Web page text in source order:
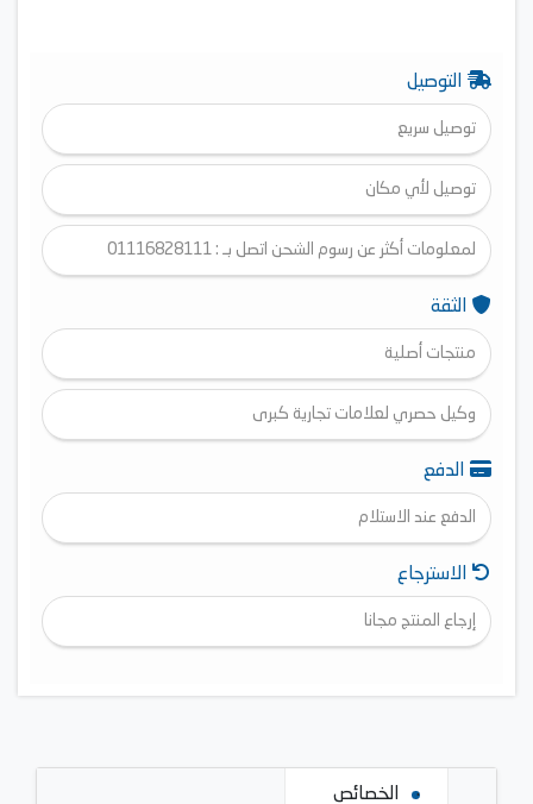
التوصيل
توصيل سريع
توصيل لأي مكان
لمعلومات أكثر عن رسوم الشحن اتصل بـ : 01116828111
الثقة
منتجات أصلية
وكيل حصري لعلامات تجارية كبرى
الدفع
الدفع عند الاستلام
الاسترجاع
إرجاع المنتج مجانا
الخصائص